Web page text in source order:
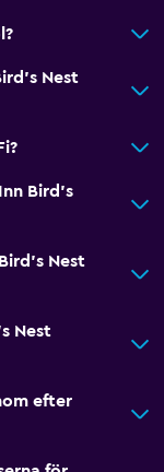
Nest
Bird's
Nest
Nest
efter